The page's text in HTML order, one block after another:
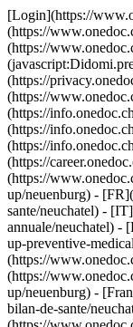
[Login](https://
(https://
(https://
(https://
(https://
(https://
(https://
(https://
(https://
(https://
up/neuenburg) -
sante/neuchatel) -
annuale/neuchatel) -
up-preventive-
(https://
(https://
up/neuenburg) -
bilan-de-sante/